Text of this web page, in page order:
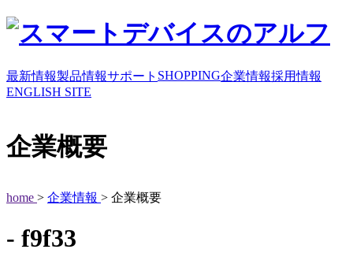
最新情報製品情報サポート SHOPPING企業情報採用情報
ENGLISH SITE
企業概要
home > 企業情報 > 企業概要
- f9f33